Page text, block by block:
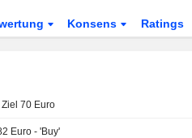
Konsens Ratings
70 Euro
Euro - 'Buy'